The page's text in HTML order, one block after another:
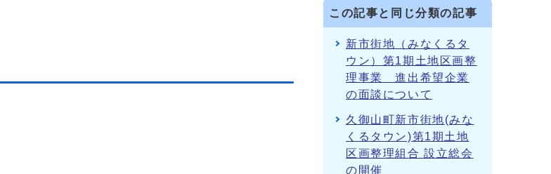
この記事と同じ分類の記事
新市街地（みなくるタ
ウン）第1期土地区画整
理事業 進出希望企業
の面談について
久御山町新市街地(みな
くるタウン)第1期土地
区画整理組合 設立総会
の開催